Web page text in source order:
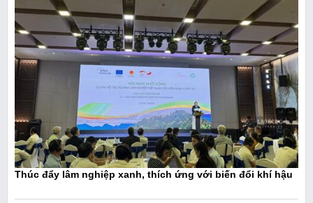
Thúc đẩy lâm nghiệp xanh, thích ứng với biến đổi khí hậu